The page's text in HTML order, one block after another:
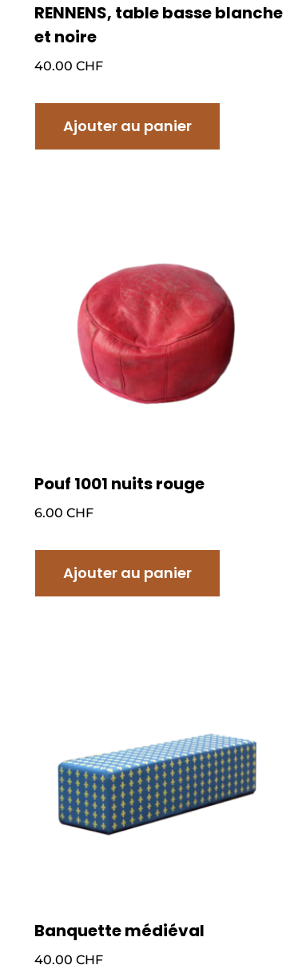
RENNENS, table basse blanche
et noire
40.00 CHF
Ajouter au panier
Pouf 1001 nuits rouge
6.00 CHF
Ajouter au panier
Banquette médiéval
40.00 CHF